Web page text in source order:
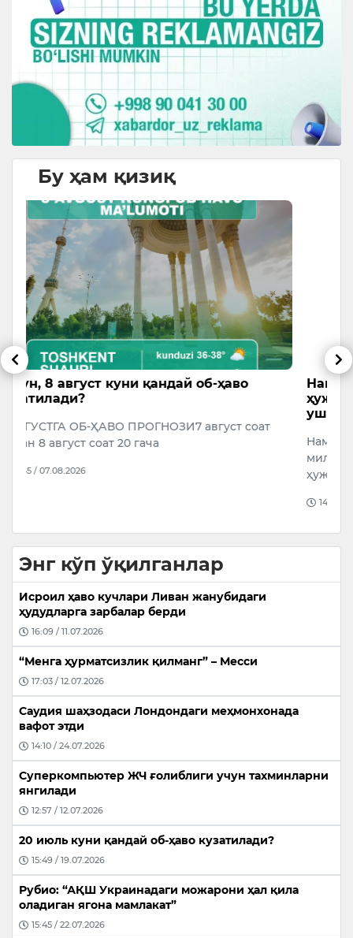
Бу ҳам қизиқ
Наманганда 577 миллион сўмлик
ҳужжатсиз дориларни сақлаган шахс
Наманган вилоятида умумий қиймати 577,4
ҳужжатларга эга бўлмаган 13 мингдан ортиқ қ…
Энг кўп ўқилганлар
Исроил ҳаво кучлари Ливан жанубидаги
ҳудудларга зарбалар берди
16:09 / 11.07.2026
“Менга ҳурматсизлик қилманг” – Месси
17:03 / 12.07.2026
Саудия шаҳзодаси Лондондаги меҳмонхонада
вафот этди
14:10 / 24.07.2026
Суперкомпьютер ЖЧ ғолиблиги учун тахминларни
янгилади
12:57 / 12.07.2026
20 июль куни қандай об-ҳаво кузатилади?
15:49 / 19.07.2026
Рубио: “АҚШ Украинадаги можарони ҳал қила
оладиган ягона мамлакат”
15:45 / 22.07.2026